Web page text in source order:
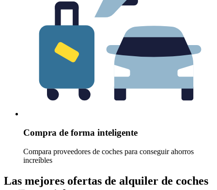
Compra de forma inteligente
Compara proveedores de coches para conseguir ahorros
increíbles
Las mejores ofertas de alquiler de coches